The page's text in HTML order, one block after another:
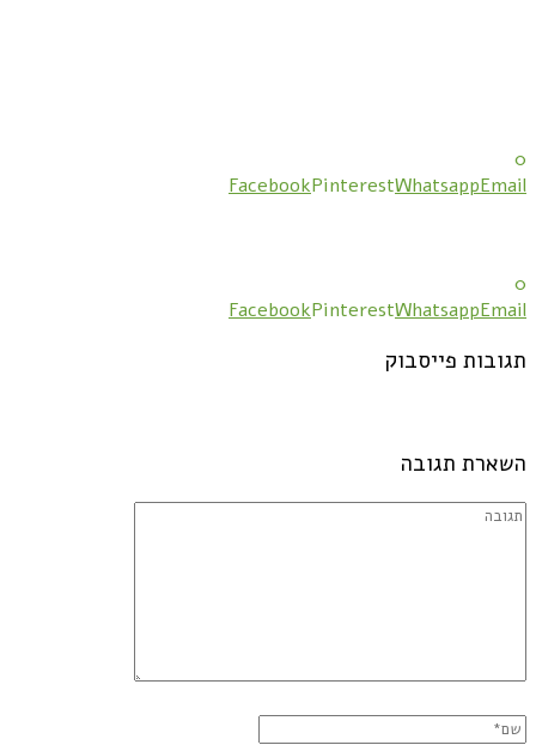
0
FacebookPinterestWhatsappEmail
0
FacebookPinterestWhatsappEmail
תגובות פייסבוק
השארת תגובה